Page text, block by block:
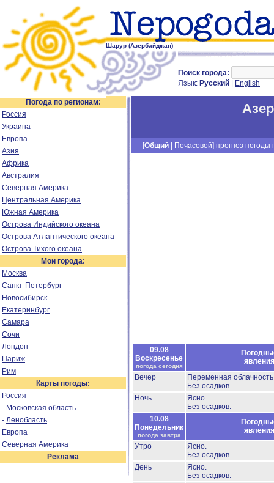
Шарур (Азербайджан)
Поиск города:
Язык: Русский English
Погода по регионам:
Россия
Украина
Европа
Азия
Африка
Австралия
Северная Америка
Центральная Америка
Южная Америка
Острова Индийского океана
Острова Атлантического океана
Острова Тихого океана
Мои города:
Москва
Санкт-Петербург
Новосибирск
Екатеринбург
Самара
Сочи
Лондон
Париж
Рим
Карты погоды:
Россия
- Московская область
- Ленобласть
Европа
Северная Америка
Реклама
[Общий Почасовой] прогноз погоды
09.08
Воскресенье
погода сегодня
явления
Вечер
Переменная облачность
Без осадков.
Ночь
Ясно.
Без осадков.
10.08
Понедельник
погода завтра
явления
Утро
Ясно.
Без осадков.
День
Ясно.
Без осадков.